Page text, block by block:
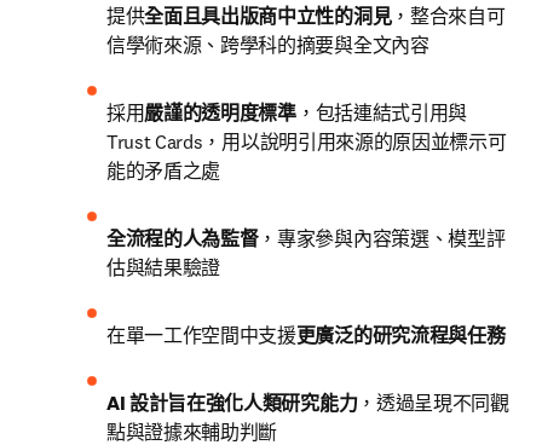
提供全面且具出版商中立性的洞見，整合來自可
信學術來源、跨學科的摘要與全文內容
採用嚴謹的透明度標準，包括連結式引用與
Trust Cards，用以說明引用來源的原因並標示可
能的矛盾之處
全流程的人為監督，專家參與內容策選、模型評
估與結果驗證
在單一工作空間中支援更廣泛的研究流程與任務
AI 設計旨在強化人類研究能力，透過呈現不同觀
點與證據來輔助判斷